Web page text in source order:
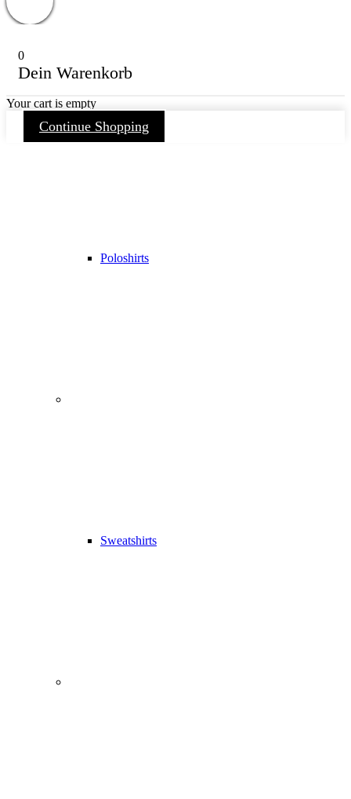
Poloshirts
Sweatshirts
0
Dein Warenkorb
Your cart is empty
Continue Shopping